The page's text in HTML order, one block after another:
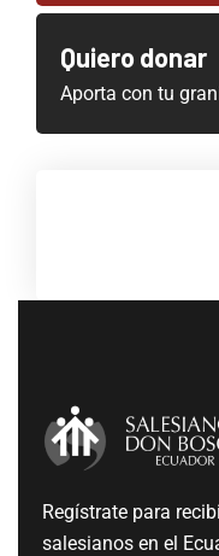
Quiero donar
Aporta con tu
Regístrate para
salesianos en el